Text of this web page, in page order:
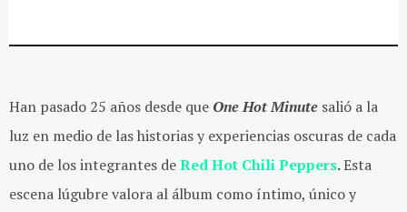
Han pasado 25 años desde que One Hot Minute salió a la
luz en medio de las historias y experiencias oscuras de cada
uno de los integrantes deRed Hot Chili Peppers.Esta
escena lúgubre valora al álbum como íntimo, único y